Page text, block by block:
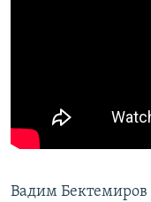
Вадим Бектемиров